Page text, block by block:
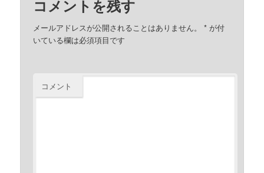
コメントを残す
メールアドレスが公開されることはありません。 * が付
いている欄は必須項目です
コメント